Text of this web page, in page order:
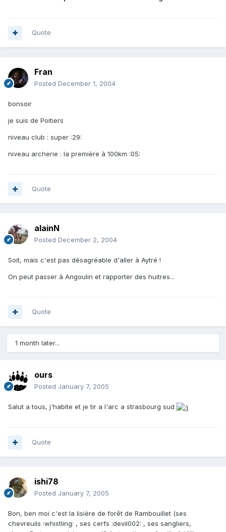
Quote
Fran
Posted December 1, 2004
bonsoir
je suis de Poitiers
niveau club : super :29:
niveau archerie : la première à 100km :05:
Quote
alainN
Posted December 2, 2004
Soit, mais c'est pas désagréable d'aller à Aytré !
On peut passer à Angoulin et rapporter des huitres...
Quote
1 month later...
ours
Posted January 7, 2005
Salut a tous, j'habite et je tir a l'arc a strasbourg sud
Quote
ishi78
Posted January 7, 2005
Bon, ben moi c'est la lisière de forêt de Rambouillet (ses
chevreuils :whistling: , ses cerfs :devil002: , ses sangliers,